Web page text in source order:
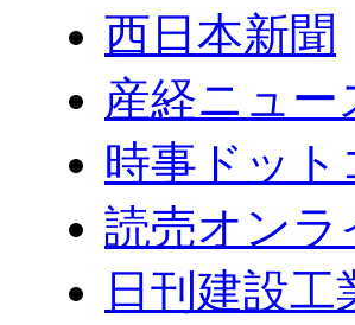
西日本新聞
産経ニュー
時事ドット
読売オンラ
日刊建設工